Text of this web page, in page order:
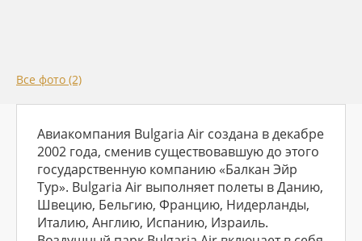
Все фото (2)
Авиакомпания Bulgaria Air создана в декабре
2002 года, сменив существовавшую до этого
государственную компанию «Балкан Эйр
Тур». Bulgaria Air выполняет полеты в Данию,
Швецию, Бельгию, Францию, Нидерланды,
Италию, Англию, Испанию, Израиль.